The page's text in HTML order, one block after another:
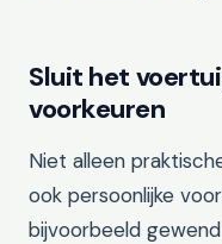
Sluit het
voorkeuren
Niet alleen
ook persoonlijke
bijvoorbeeld